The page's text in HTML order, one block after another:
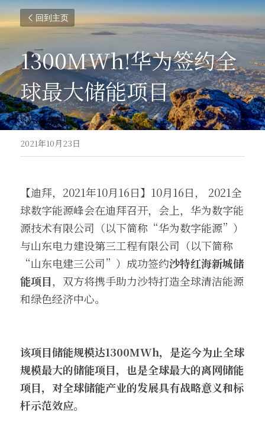
回到主页
1300MWh!华为签约全
球最大储能项目
2021年10月23日
【迪拜，2021年10月16日】10月16日， 2021全
球数字能源峰会在迪拜召开，会上，华为数字能
源技术有限公司（以下简称“华为数字能源”）
与山东电力建设第三工程有限公司（以下简称
“山东电建三公司”）成功签约沙特红海新城储
能项目，双方将携手助力沙特打造全球清洁能源
和绿色经济中心。
该项目储能规模达1300MWh，是迄今为止全球
规模最大的储能项目，也是全球最大的离网储能
项目，对全球储能产业的发展具有战略意义和标
杆示范效应。